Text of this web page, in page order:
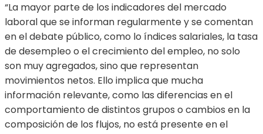
“La mayor parte de los indicadores del mercado
laboral que se informan regularmente y se comentan
en el debate público, como lo índices salariales, la tasa
de desempleo o el crecimiento del empleo, no solo
son muy agregados, sino que representan
movimientos netos. Ello implica que mucha
información relevante, como las diferencias en el
comportamiento de distintos grupos o cambios en la
composición de los flujos, no está presente en el